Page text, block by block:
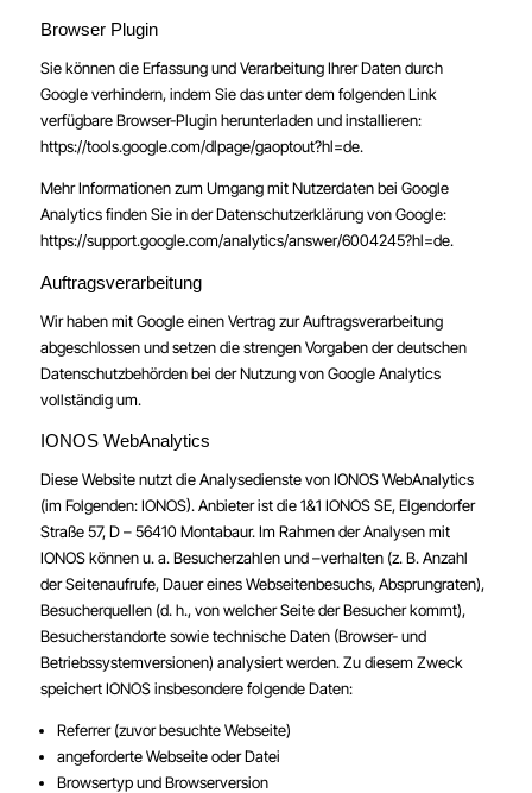
Browser Plugin
Sie können die Erfassung und Verarbeitung Ihrer Daten durch
Google verhindern, indem Sie das unter dem folgenden Link
verfügbare Browser-Plugin herunterladen und installieren:
https://tools.google.com/dlpage/gaoptout?hl=de.
Mehr Informationen zum Umgang mit Nutzerdaten bei Google
Analytics finden Sie in der Datenschutzerklärung von Google:
https://support.google.com/analytics/answer/6004245?hl=de.
Auftragsverarbeitung
Wir haben mit Google einen Vertrag zur Auftragsverarbeitung
abgeschlossen und setzen die strengen Vorgaben der deutschen
Datenschutzbehörden bei der Nutzung von Google Analytics
vollständig um.
IONOS WebAnalytics
Diese Website nutzt die Analysedienste von IONOS WebAnalytics
(im Folgenden: IONOS). Anbieter ist die 1&1 IONOS SE, Elgendorfer
Straße 57, D – 56410 Montabaur. Im Rahmen der Analysen mit
IONOS können u. a. Besucherzahlen und –verhalten (z. B. Anzahl
der Seitenaufrufe, Dauer eines Webseitenbesuchs, Absprungraten),
Besucherquellen (d. h., von welcher Seite der Besucher kommt),
Besucherstandorte sowie technische Daten (Browser- und
Betriebssystemversionen) analysiert werden. Zu diesem Zweck
speichert IONOS insbesondere folgende Daten:
Referrer (zuvor besuchte Webseite)
angeforderte Webseite oder Datei
Browsertyp und Browserversion